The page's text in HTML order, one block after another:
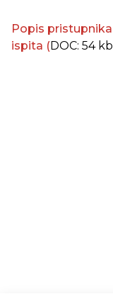
Popis
ispita (DOC: 54